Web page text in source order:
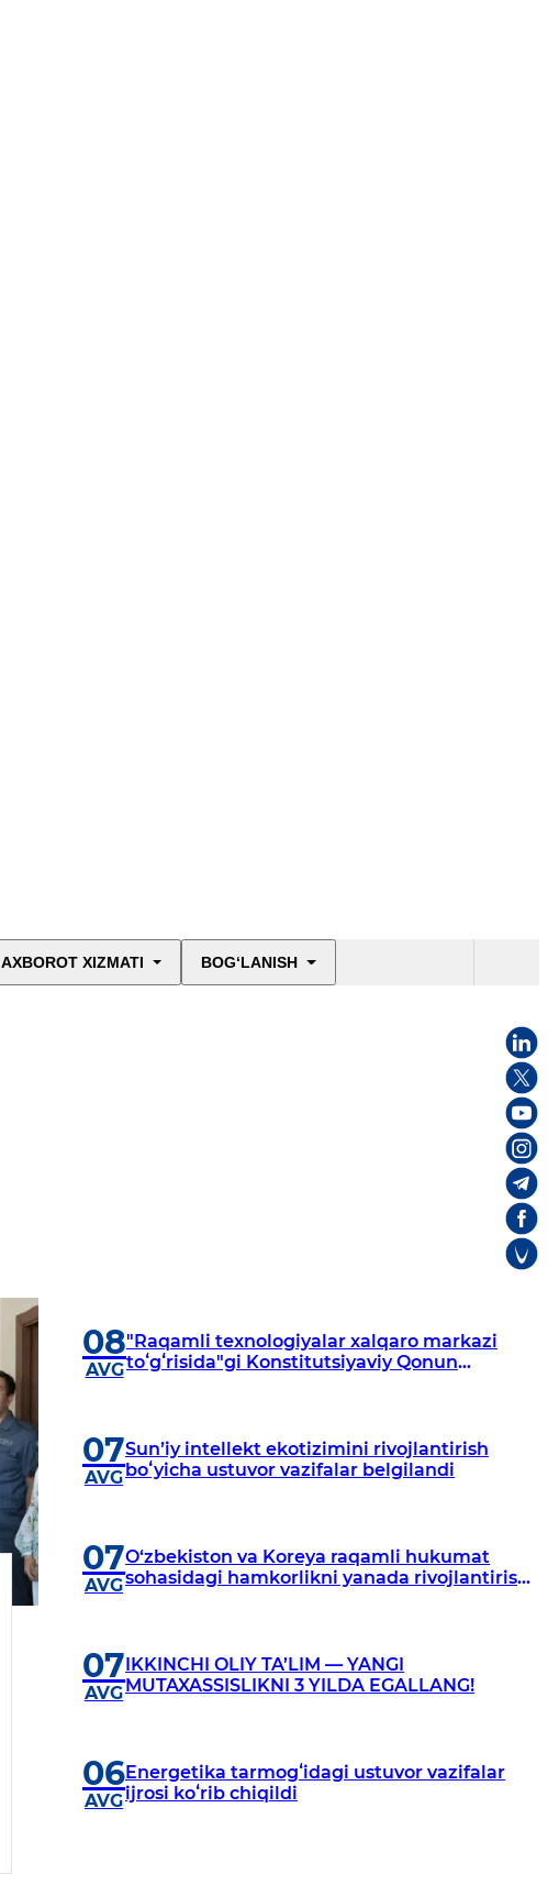
AXBOROT XIZMATI BOG‘LANISH
08
AVG
"Raqamli texnologiyalar xalqaro markazi
toʻgʻrisida"gi Konstitutsiyaviy Qonun
07
AVG
Sunʼiy intellekt ekotizimini rivojlantirish
boʻyicha ustuvor vazifalar belgilandi
07
AVG
O‘zbekiston va Koreya raqamli hukumat
sohasidagi hamkorlikni yanada rivojlantirish
07
AVG
IKKINCHI OLIY TA’LIM — YANGI
MUTAXASSISLIKNI 3 YILDA EGALLANG!
06
AVG
Energetika tarmogʻidagi ustuvor vazifalar
ijrosi koʻrib chiqildi